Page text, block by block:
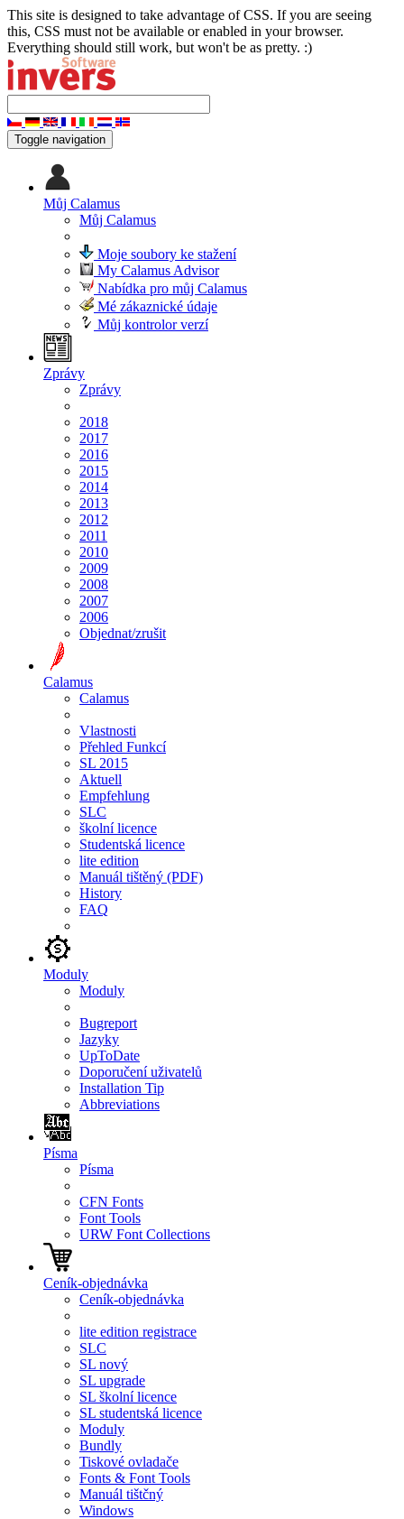
This site is designed to take advantage of CSS. If you are seeing
this, CSS must not be available or enabled in your browser.
Everything should still work, but won't be as pretty. :)
Toggle navigation
Můj Calamus
Můj Calamus
Moje soubory ke stažení
My Calamus Advisor
Nabídka pro můj Calamus
Mé zákaznické údaje
Můj kontrolor verzí
Zprávy
Zprávy
2018
2017
2016
2015
2014
2013
2012
2011
2010
2009
2008
2007
2006
Objednat/zrušit
Calamus
Calamus
Vlastnosti
Přehled Funkcí
SL 2015
Aktuell
Empfehlung
SLC
školní licence
Studentská licence
lite edition
Manuál tištěný (PDF)
History
FAQ
Moduly
Moduly
Bugreport
Jazyky
UpToDate
Doporučení uživatelů
Installation Tip
Abbreviations
Písma
Písma
CFN Fonts
Font Tools
URW Font Collections
Ceník-objednávka
Ceník-objednávka
lite edition registrace
SLC
SL nový
SL upgrade
SL školní licence
SL studentská licence
Moduly
Bundly
Tiskové ovladače
Fonts & Font Tools
Manuál tištčný
Windows